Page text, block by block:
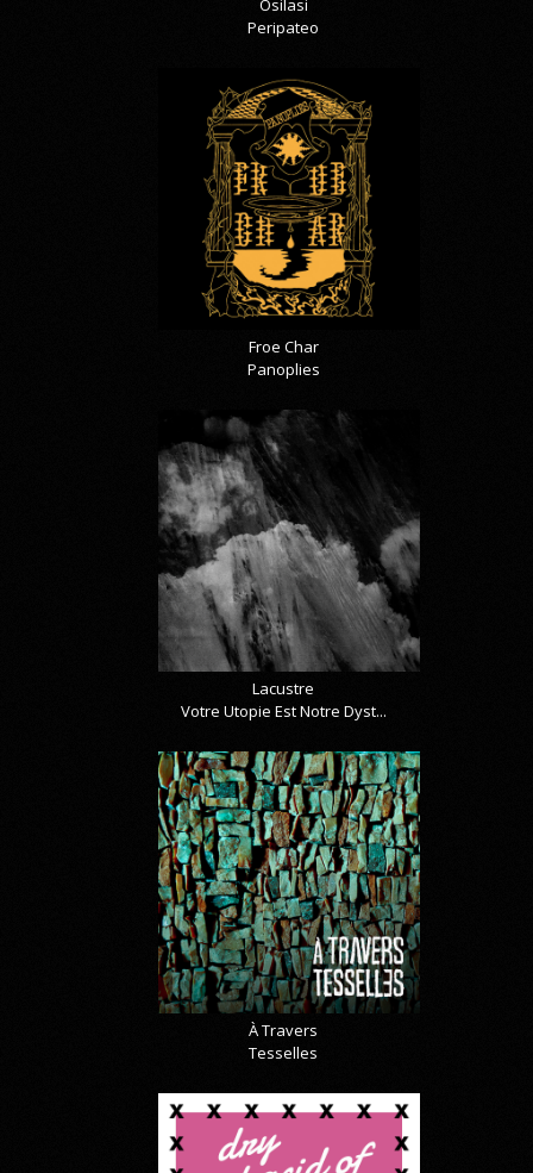
Osilasi
Peripateo
Froe Char
Panoplies
Lacustre
Votre Utopie Est Notre Dyst...
À Travers
Tesselles